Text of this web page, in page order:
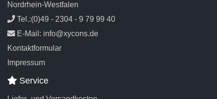
Nordrhein-Westfalen
Tel.:(0)49 - 2304 - 9 79 99 40
E-Mail: info@xycons.de
Kontaktformular
Impressum
Service